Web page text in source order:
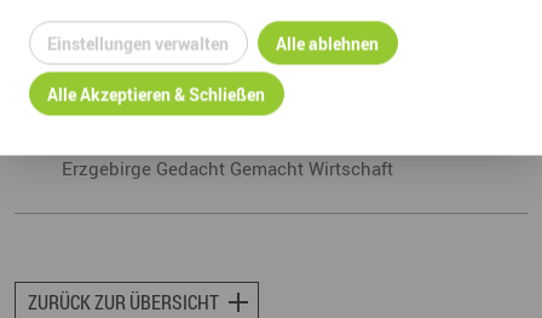
Links
Erzgebirge Gedacht Gemacht Wirtschaft
ZURÜCK ZUR ÜBERSICHT
Einstellungen verwalten Alle ablehnen
Alle Akzeptieren & Schließen